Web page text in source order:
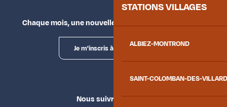
STATIONS VILLAGES
ALBIEZ-MONTROND
SAINT-COLOMBAN-DES-
Chaque mois, une nouvelle façon d'explorer la vallée.
Je m'inscris à la newsletter
Nous suivre